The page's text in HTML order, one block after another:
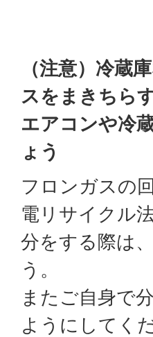
（注意）冷蔵
スをまきちら
エアコンや冷
ょう
フロンガスの
電リサイクル
分をする際は
う。
またご自身で
ようにしてく